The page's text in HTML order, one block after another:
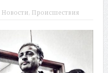
Новости, Происшествия